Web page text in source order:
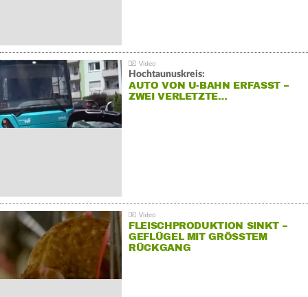
Hochtaunuskreis:
AUTO VON U-BAHN ERFASST –
ZWEI VERLETZTE…
FLEISCHPRODUKTION SINKT –
GEFLÜGEL MIT GRÖSSTEM R
ÜCKGANG